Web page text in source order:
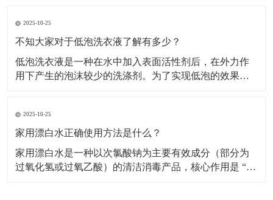
润皮肤，同时将油脂污垢乳化，使其从皮肤上脱落下
来，被水冲走。增稠剂：常用的有无机盐等，能使洗手
液保持合适的
2025-10-25
不知大家对于低泡洗衣液了解有多少？
低泡洗衣液是一种在水中加入表面活性剂后，在外力作
用下产生的泡沫较少的洗涤剂。​为了实现低泡的效果，
主要组成成分，这些成分在保证去污力的同时，能有效
控制泡沫的产生。特点低泡易漂洗：低泡洗衣液
2025-10-25
家用漂白水正确使用方法是什么？
家用漂白水是一种以次氯酸钠为主要有效成分（部分为
过氧化氢或过氧乙酸）的清洁消毒产品，核心作用是 “去